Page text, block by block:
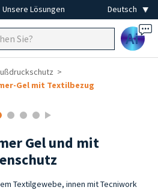
Unsere Lösungen
Ai
Gel mit Textilbezug
Gel und mit
Textilgewebe, innen mit Tecniwork